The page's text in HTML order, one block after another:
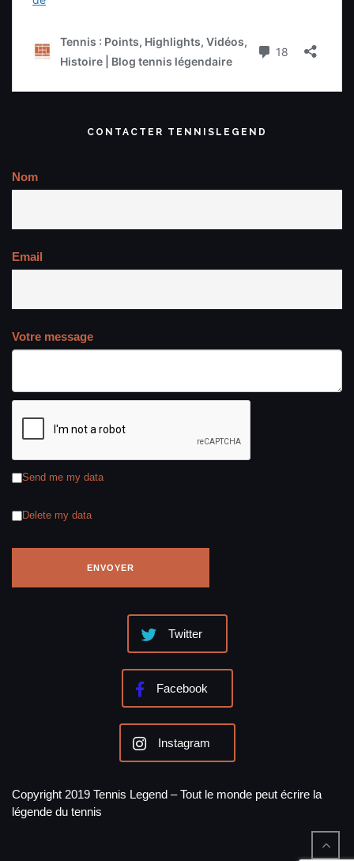
CONTACTER TENNISLEGEND
Nom
Email
Votre message
Send me my data
Delete my data
Twitter
Facebook
Instagram
Copyright 2019 Tennis Legend – Tout le monde peut écrire la
légende du tennis